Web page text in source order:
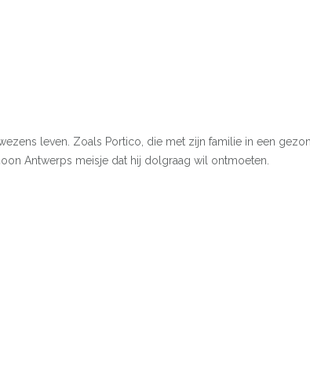
leven. Zoals Portico, die met zijn familie in een
Antwerps meisje dat hij dolgraag wil ontmoeten.